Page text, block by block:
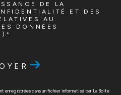
DE LA
ET DES
AU
DONNÉES
enregistrées dans un fichier informatisé par La Boite